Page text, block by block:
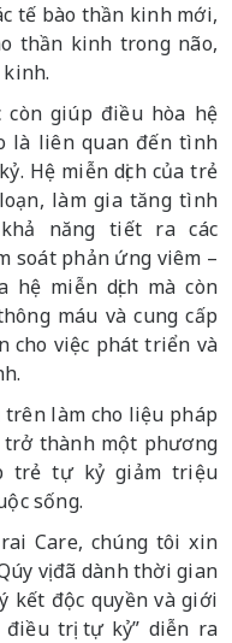
tế bào thần kinh mới,
thần kinh trong não,
giúp điều hòa hệ
là liên quan đến tình
Hệ miễn dịch của trẻ
làm gia tăng tình
năng tiết ra các
soát phản ứng viêm –
hệ miễn dịch mà còn
máu và cung cấp
cho việc phát triển và
làm cho liệu pháp
trở thành một phương
trẻ tự kỷ giảm triệu
sống.
Care, chúng tôi xin
vị đã dành thời gian
kết độc quyền và giới
trị tự kỷ” diễn ra